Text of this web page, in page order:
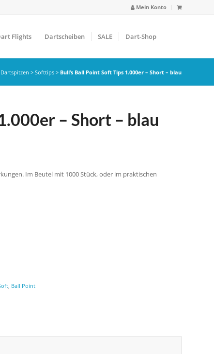
Mein Konto
Flights Dartscheiben SALE Dart-Shop
Dartspitzen > Softtips > Bull’s Ball Point Soft Tips 1.000er – Short – blau
– Short – blau
Im Beutel mit 1000 Stück, oder im praktischen
Ball Point